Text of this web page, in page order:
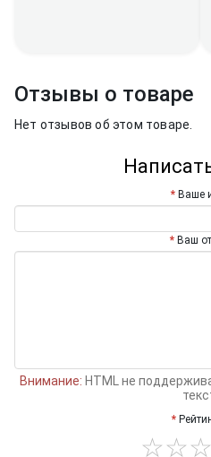
Отзывы о товаре
Нет отзывов об этом товаре.
Ваше
Ваш
Внимание: HTML не